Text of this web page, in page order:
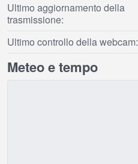
Ultimo aggiornamento della
trasmissione:
Ultimo controllo della webcam:
Meteo e tempo